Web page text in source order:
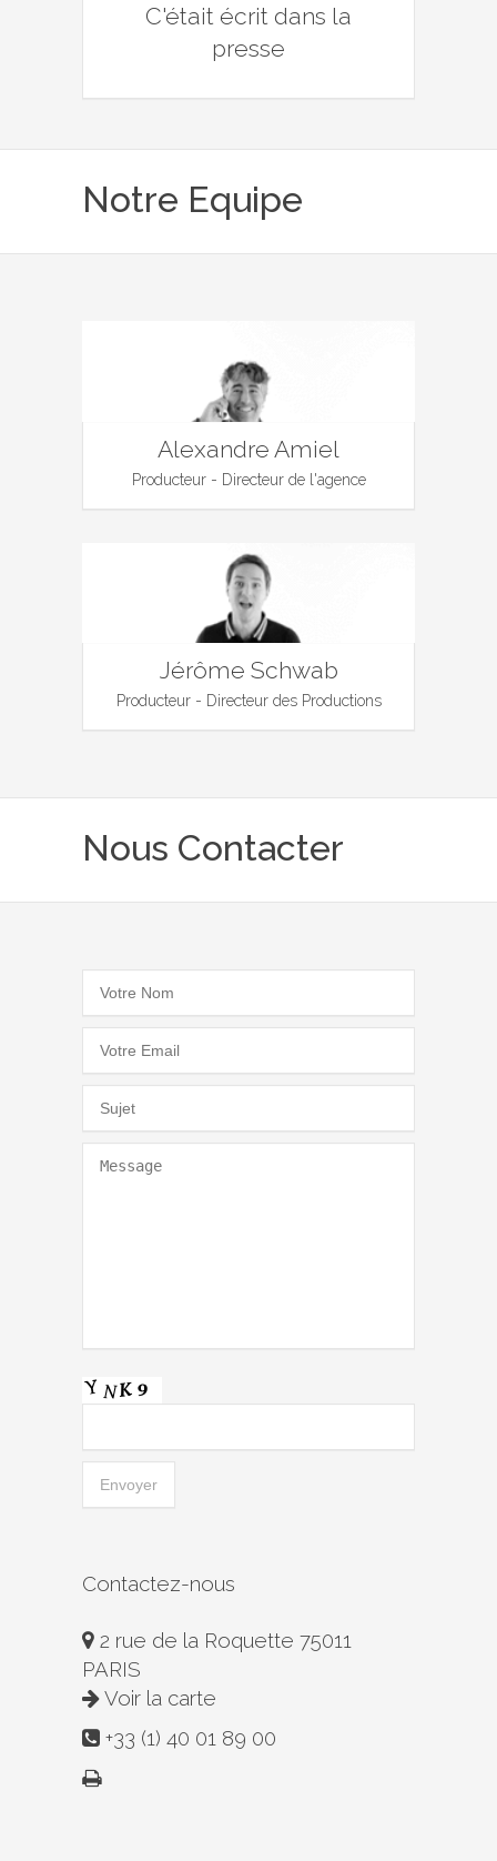
C'était écrit dans la
presse
Notre Equipe
Alexandre Amiel
Producteur - Directeur de l'agence
Jérôme Schwab
Producteur - Directeur des Productions
Nous Contacter
Contactez-nous
2 rue de la Roquette 75011
PARIS
Voir la carte
+33 (1) 40 01 89 00